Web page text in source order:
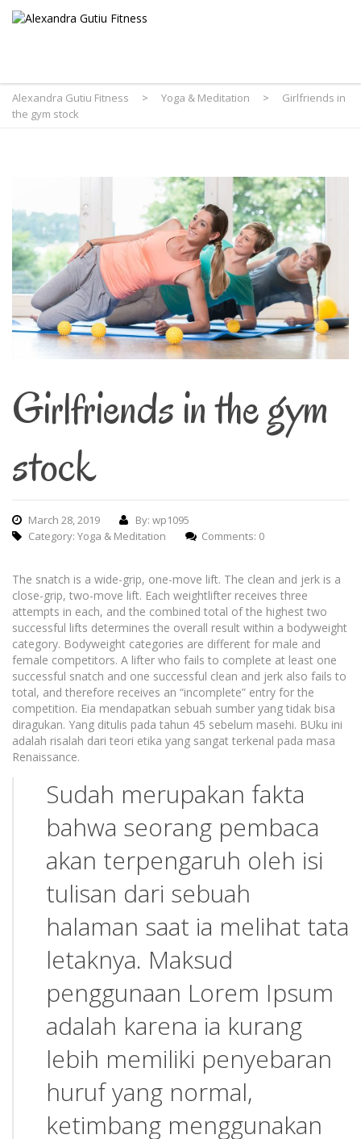
Alexandra Gutiu Fitness > Yoga & Meditation >
Girlfriends in
the gym stock
Girlfriends in the gym
stock
March 28, 2019
By: wp1095
Category: Yoga & Meditation Comments: 0
The snatch is a wide-grip, one-move lift. The clean and jerk is a
close-grip, two-move lift. Each weightlifter receives three
attempts in each, and the combined total of the highest two
successful lifts determines the overall result within a bodyweight
category. Bodyweight categories are different for male and
female competitors. A lifter who fails to complete at least one
successful snatch and one successful clean and jerk also fails to
total, and therefore receives an “incomplete” entry for the
competition. Eia mendapatkan sebuah sumber yang tidak bisa
diragukan. Yang ditulis pada tahun 45 sebelum masehi. BUku ini
adalah risalah dari teori etika yang sangat terkenal pada masa
Renaissance.
Sudah merupakan fakta
bahwa seorang pembaca
akan terpengaruh oleh isi
tulisan dari sebuah
halaman saat ia melihat tata
letaknya. Maksud
penggunaan Lorem Ipsum
adalah karena ia kurang
lebih memiliki penyebaran
huruf yang normal,
ketimbang menggunakan